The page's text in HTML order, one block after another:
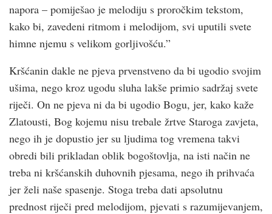
napora – pomiješao je melodiju s proročkim tekstom,
kako bi, zavedeni ritmom i melodijom, svi uputili svete
himne njemu s velikom gorljivoš­ću.”
Krš­ćanin dakle ne pjeva prvenstveno da bi ugodio svojim
ušima, nego kroz ugodu sluha lakše primio sadržaj svete
riječi. On ne pjeva ni da bi ugodio Bogu, jer, kako kaže
Zlatousti, Bog kojemu nisu trebale žrtve Staroga zavjeta,
nego ih je dopustio jer su ljudima tog vremena takvi
obredi bili prikladan oblik bogoštovlja, na isti način ne
treba ni krš­ćanskih duhovnih pjesama, nego ih prihvaća
jer želi naše spasenje. Stoga treba dati apsolutnu
prednost riječi pred melodijom, pjevati s razumijevanjem,